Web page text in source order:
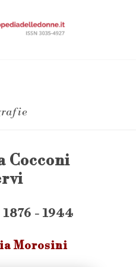
Cocconi
- 1944
Morosini